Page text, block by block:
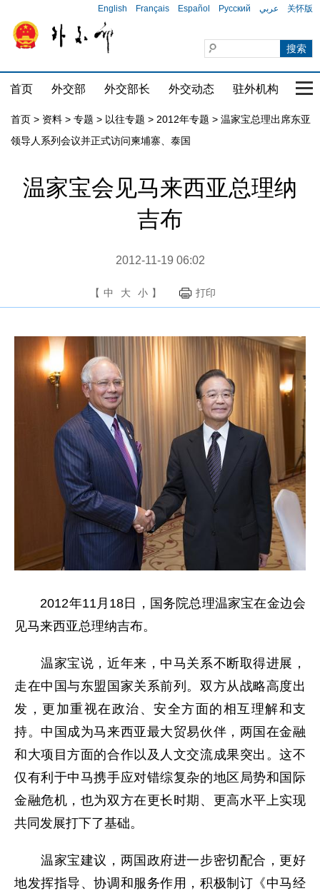
English Français Español Русский عربي 关怀版
首页 外交部 外交部长 外交动态 驻外机构 国
首页 > 资料 > 专题 > 以往专题 > 2012年专题 > 温家宝总理出席东亚
领导人系列会议并正式访问柬埔寨、泰国
温家宝会见马来西亚总理纳
吉布
2012-11-19 06:02
【 中 大 小 】 打印
2012年11月18日，国务院总理温家宝在金边会
见马来西亚总理纳吉布。
温家宝说，近年来，中马关系不断取得进展，
走在中国与东盟国家关系前列。双方从战略高度出
发，更加重视在政治、安全方面的相互理解和支
持。中国成为马来西亚最大贸易伙伴，两国在金融
和大项目方面的合作以及人文交流成果突出。这不
仅有利于中马携手应对错综复杂的地区局势和国际
金融危机，也为双方在更长时期、更高水平上实现
共同发展打下了基础。
温家宝建议，两国政府进一步密切配合，更好
地发挥指导、协调和服务作用，积极制订《中马经